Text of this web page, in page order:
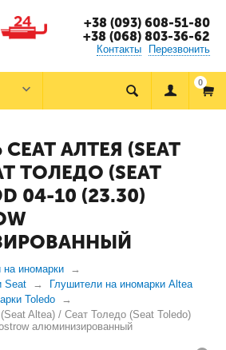
+38 (093) 608-51-80
+38 (068) 803-36-62
Контакты Перезвонить
0
АЛТЕЯ (SEAT
ТОЛЕДО (SEAT
04-10 (23.30)
на иномарки
Seat
Глушители на иномарки Altea
Toledo
Altea) / Сеат Толедо (Seat Toledo)
алюминизированный